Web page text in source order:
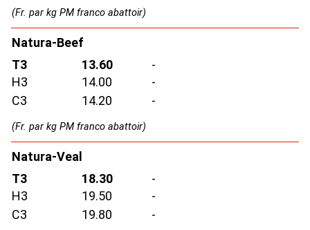
(Fr. par kg PM franco abattoir)
Natura-Beef
T3
13.60
-
H3
14.00
-
C3
14.20 -
(Fr. par kg PM franco abattoir)
Natura-Veal
T3
18.30
-
H3
19.50
-
C3
19.80 -